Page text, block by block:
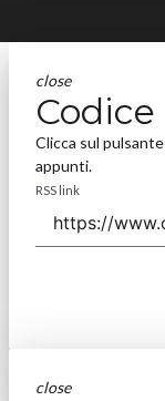
close
Codice
Clicca sul
appunti.
RSS link
close